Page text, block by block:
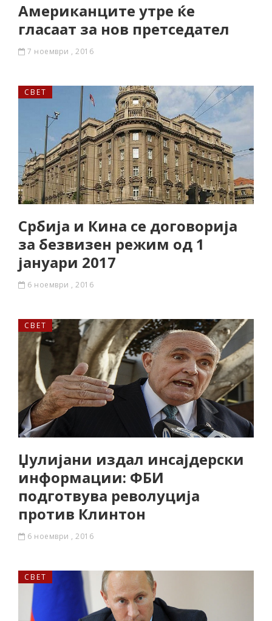
Американците утре ќе
гласаат за нов претседател
7 ноември , 2016
СВЕТ
Србија и Кина се договорија
за безвизен режим од 1
јануари 2017
6 ноември , 2016
СВЕТ
Џулијани издал инсајдерски
информации: ФБИ
подготвува револуција
против Клинтон
6 ноември , 2016
СВЕТ